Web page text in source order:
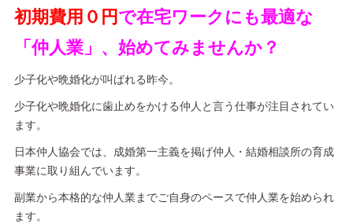
初期費用０円 で在宅ワークにも最適な
「仲人業」、始めてみませんか？
少子化や晩婚化が叫ばれる昨今。
少子化や晩婚化に歯止めをかける仲人と言う仕事が注目されてい
ます。
日本仲人協会では、成婚第一主義を掲げ仲人・結婚相談所の育成
事業に取り組んでいます。
副業から本格的な仲人業までご自身のペースで仲人業を始められ
ます。